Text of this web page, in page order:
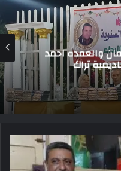
آسيا للناشئين